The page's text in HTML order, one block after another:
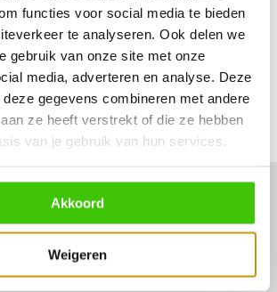
functies voor social media te bieden
te analyseren. Ook delen we
gebruik van onze site met onze
media, adverteren en analyse. Deze
gegevens combineren met andere
ze heeft verstrekt of die ze hebben
van je gebruik van hun services.
Akkoord
Weigeren
onze specialisten!